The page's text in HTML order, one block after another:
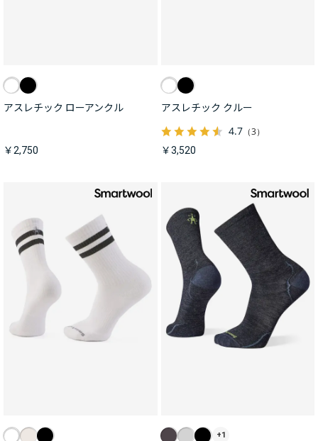
アスレチック ローアンクル
￥2,750
アスレチック クルー
4.7（3）
￥3,520
+1